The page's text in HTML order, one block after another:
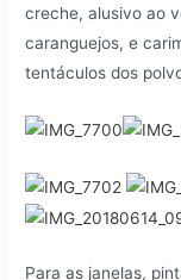
creche, alusivo ao
caranguejos, e
tentáculos dos
Para as janelas,